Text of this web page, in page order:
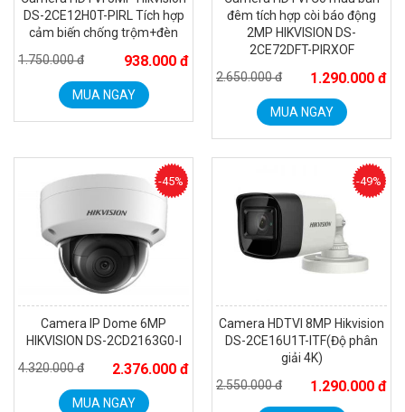
DS-2CE12H0T-PIRL Tích hợp
cảm biến chống trộm+đèn
1.750.000 đ
938.000 đ
MUA NGAY
đêm tích hợp còi báo động
2MP HIKVISION DS-
2CE72DFT-PIRXOF
2.650.000 đ
1.290.000 đ
MUA NGAY
Camera IP Dome 6MP
HIKVISION DS-2CD2163G0-I
4.320.000 đ
2.376.000 đ
-45%
MUA NGAY
Camera HDTVI 8MP Hikvision
DS-2CE16U1T-ITF(Độ phân
giải 4K)
2.550.000 đ
1.290.000 đ
-49%
Camera Wifi thông minh EZVIZ H6c Pro 3M 2K Tặng thẻ 64G
MUA NGAY